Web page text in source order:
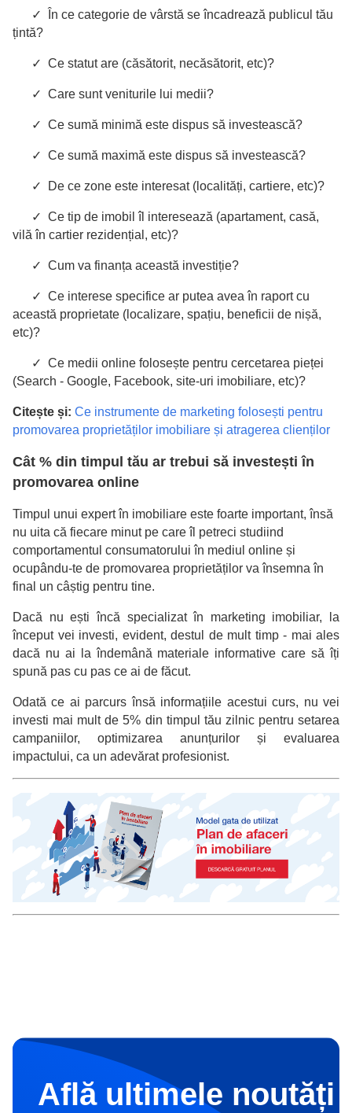
✓ În ce categorie de vârstă se încadrează publicul tău
țintă?
✓ Ce statut are (căsătorit, necăsătorit, etc)?
✓ Care sunt veniturile lui medii?
✓ Ce sumă minimă este dispus să investească?
✓ Ce sumă maximă este dispus să investească?
✓ De ce zone este interesat (localități, cartiere, etc)?
✓ Ce tip de imobil îl interesează (apartament, casă,
vilă în cartier rezidențial, etc)?
✓ Cum va finanța această investiție?
✓ Ce interese specifice ar putea avea în raport cu
această proprietate (localizare, spațiu, beneficii de nișă,
etc)?
✓ Ce medii online folosește pentru cercetarea pieței
(Search - Google, Facebook, site-uri imobiliare, etc)?
Citește și: Ce instrumente de marketing folosești pentru
promovarea proprietăților imobiliare și atragerea clienților
Cât % din timpul tău ar trebui să investești în
promovarea online
Timpul unui expert în imobiliare este foarte important, însă
nu uita că fiecare minut pe care îl petreci studiind
comportamentul consumatorului în mediul online și
ocupându-te de promovarea proprietăților va însemna în
final un câștig pentru tine.
Dacă nu ești încă specializat în marketing imobiliar, la
început vei investi, evident, destul de mult timp - mai ales
dacă nu ai la îndemână materiale informative care să îți
spună pas cu pas ce ai de făcut.
Odată ce ai parcurs însă informațiile acestui curs, nu vei
investi mai mult de 5% din timpul tău zilnic pentru setarea
campaniilor, optimizarea anunțurilor și evaluarea
impactului, ca un adevărat profesionist.
Află ultimele noutăți